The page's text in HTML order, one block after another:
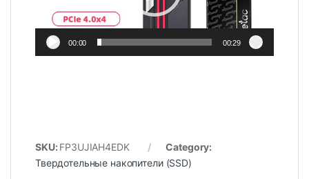
00:00 00:29
SKU: FP3UJIAH4EDK
Category:
Твердотельные накопители (SSD)